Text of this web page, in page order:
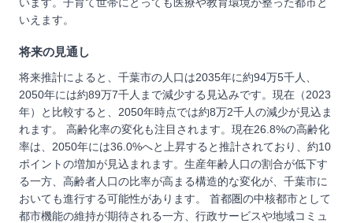
いえます。
将来の見通し
将来推計によると、千葉市の人口は2035年に約94万5千人、
2050年には約89万7千人まで減少する見込みです。現在（2023
年）と比較すると、2050年時点では約8万2千人の減少が見込ま
れます。 高齢化率の変化も注目されます。現在26.8%の高齢化
率は、2050年には36.0%へと上昇すると推計されており、約10
ポイントの増加が見込まれます。生産年齢人口の割合が低下す
る一方、高齢者人口の比率が高まる構造的な変化が、千葉市に
おいても進行する可能性があります。 首都圏の中核都市として
都市機能の維持が期待される一方、行政サービスや地域コミュ